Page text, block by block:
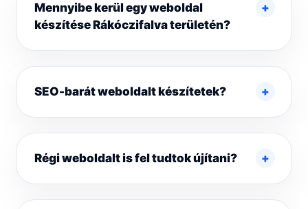
Mennyibe kerül egy weboldal
készítése Rákóczifalva területén?
SEO-barát weboldalt készítetek?
Régi weboldalt is fel tudtok újítani?